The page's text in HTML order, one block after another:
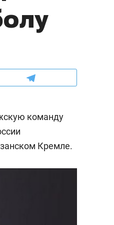
команду
Кремле.
налогах и развитии без